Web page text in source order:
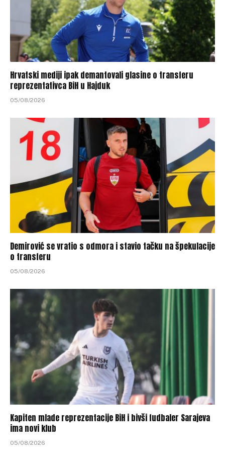
Hrvatski mediji ipak demantovali glasine o transferu
reprezentativca BiH u Hajduk
05/08/2026
Demirović se vratio s odmora i stavio tačku na špekulacije
o transferu
05/08/2026
Kapiten mlade reprezentacije BiH i bivši fudbaler Sarajeva
ima novi klub
05/08/2026